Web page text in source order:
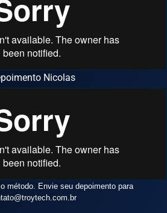
Nicolas
método. Envie seu depoimento para
@troytech.com.br